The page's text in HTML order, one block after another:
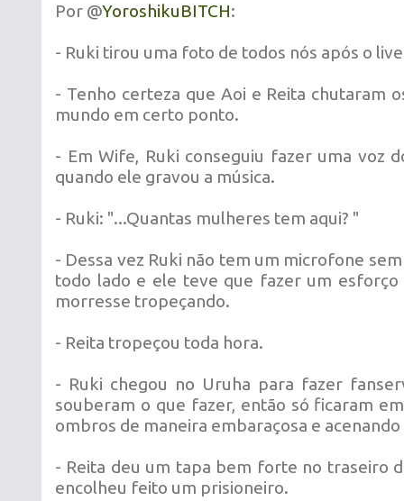
Por @YoroshikuBITCH:
- Ruki tirou uma foto de todos nós após o
- Tenho certeza que Aoi e Reita chutaram
mundo em certo ponto.
- Em Wife, Ruki conseguiu fazer uma voz
quando ele gravou a música.
- Ruki: "...Quantas mulheres tem aqui? "
- Dessa vez Ruki não tem um microfone
todo lado e ele teve que fazer um esforço
morresse tropeçando.
- Reita tropeçou toda hora.
- Ruki chegou no Uruha para fazer
souberam o que fazer, então só ficaram
ombros de maneira embaraçosa e acenando
- Reita deu um tapa bem forte no traseiro
encolheu feito um prisioneiro.